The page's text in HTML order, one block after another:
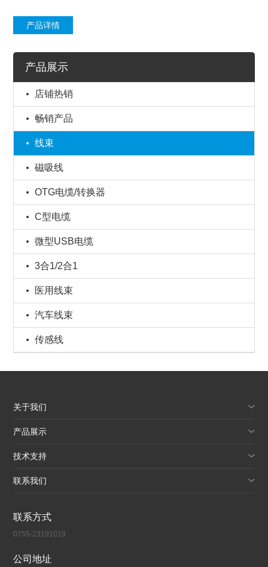
产品详情
产品展示
店铺热销
畅销产品
线束
磁吸线
OTG电缆/转换器
C型电缆
微型USB电缆
3合1/2合1
医用线束
汽车线束
传感线
关于我们
产品展示
技术支持
联系我们
联系方式
0755-23191019
公司地址